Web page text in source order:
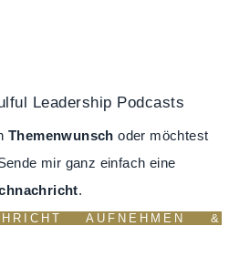
Leadership Podcasts
Themenwunsch oder möchtest
mir ganz einfach eine
.
AUFNEHMEN &